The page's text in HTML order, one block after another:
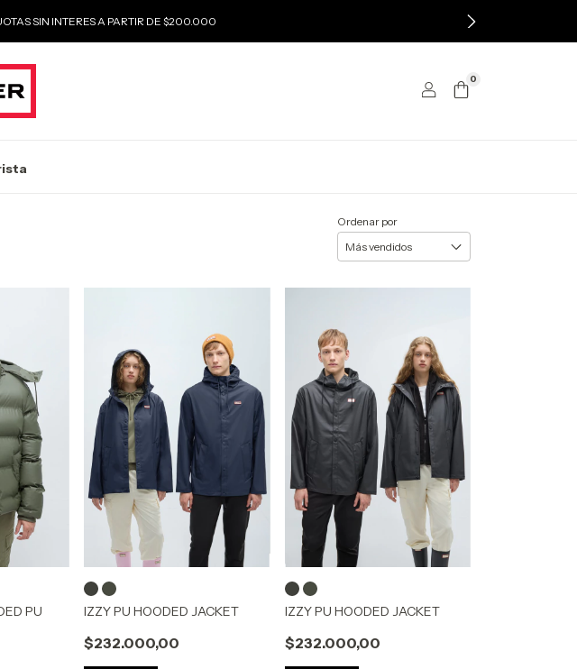
SIN INTERES A PARTIR DE $200.000
0
Ordenar por
PU
IZZY PU HOODED JACKET
$232.000,00
IZZY PU HOODED JACKET
$232.000,00